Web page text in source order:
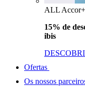
ALL
15% de
ibis
Ofertas
Os nossos